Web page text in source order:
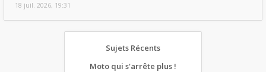
18 juil. 2026, 19:31
Sujets Récents
Moto qui s'arrête plus !